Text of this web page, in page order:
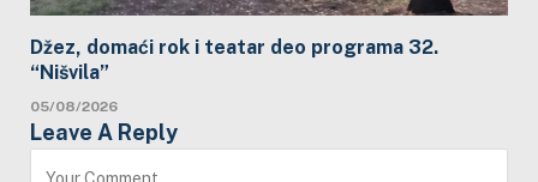
Džez, domaći rok i teatar deo programa 32.
“Nišvila”
05/08/2026
Leave A Reply